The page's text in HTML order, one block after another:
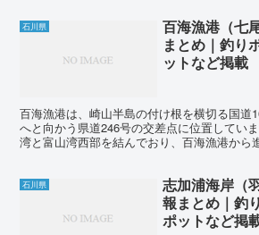
石川県
百海漁港（七
まとめ｜釣り
ットなど掲載
百海漁港は、崎山半島の付け根を横切る国道
へと向かう県道246号の交差点に位置してい
湾と富山湾西部を結んでおり、百海漁港から
石川県
志加浦海岸（
報まとめ｜釣
ポットなど掲